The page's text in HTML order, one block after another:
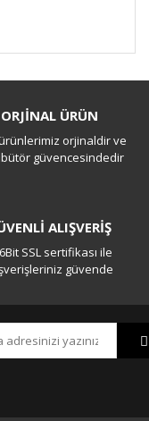
ORJİNAL ÜRÜN
orjinaldir ve
güvencesindedir
ALIŞVERİŞ
SSL sertifikası ile
güvende